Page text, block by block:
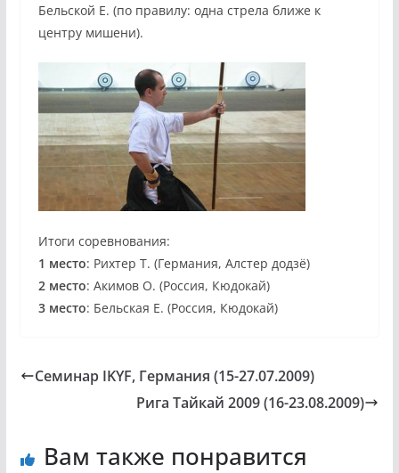
Бельской Е. (по правилу: одна стрела ближе к
центру мишени).
Итоги соревнования:
1 место: Рихтер Т. (Германия, Алстер додзё)
2 место: Акимов О. (Россия, Кюдокай)
3 место: Бельская Е. (Россия, Кюдокай)
Семинар IKYF, Германия (15-27.07.2009)
Рига Тайкай 2009 (16-23.08.2009)
Вам также понравится